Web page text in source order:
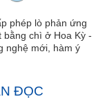
phép lò phản ứng
bằng chì ở Hoa Kỳ -
nghệ mới, hàm ý
ĐỌC